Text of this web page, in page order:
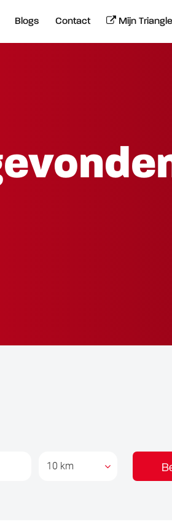
Blogs Contact Mijn Triangle
10 km